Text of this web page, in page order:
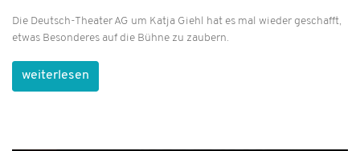
Die Deutsch-Theater AG um Katja Giehl hat es mal wieder geschafft,
etwas Besonderes auf die Bühne zu zaubern.
weiterlesen